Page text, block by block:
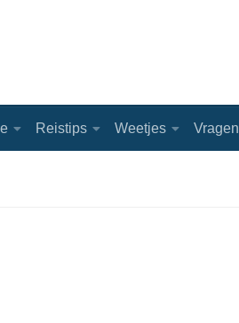
Reistips Weetjes Vragen